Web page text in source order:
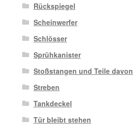
Rückspiegel
Scheinwerfer
Schlösser
Sprühkanister
Stoßstangen und Teile davon
Streben
Tankdeckel
Tür bleibt stehen